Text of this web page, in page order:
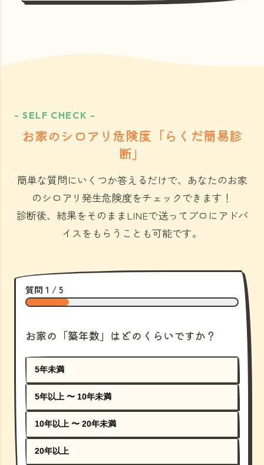
- SELF CHECK -
お家のシロアリ危険度「らくだ簡易診
断」
簡単な質問にいくつか答えるだけで、あなたのお家
のシロアリ発生危険度をチェックできます！
診断後、結果をそのままLINEで送ってプロにアドバ
イスをもらうことも可能です。
質問 1 / 5
お家の「築年数」はどのくらいですか？
5年未満
5年以上 〜 10年未満
10年以上 〜 20年未満
20年以上